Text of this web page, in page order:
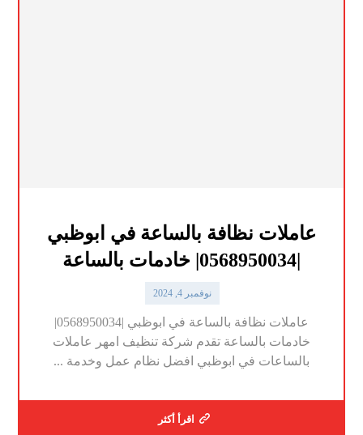
عاملات نظافة بالساعة في ابوظبي
نوفمبر 4, 2024
عاملات نظافة بالساعة في ابوظبي |0568950034|
خادمات بالساعة تقدم شركة تنظيف امهر عاملات
بالساعات في ابوظبي افضل نظام عمل وخدمة ...
اقرأ أكثر